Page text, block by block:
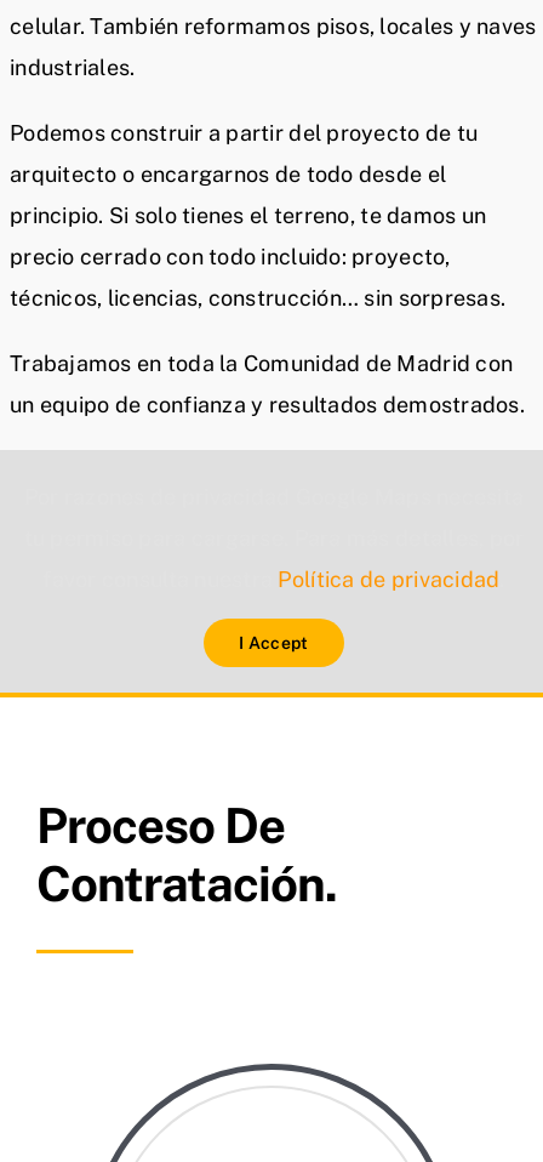
celular. También reformamos pisos, locales y naves
industriales.
Podemos construir a partir del proyecto de tu
arquitecto o encargarnos de todo desde el
principio. Si solo tienes el terreno, te damos un
precio cerrado con todo incluido: proyecto,
técnicos, licencias, construcción… sin sorpresas.
Trabajamos en toda la Comunidad de Madrid con
un equipo de confianza y resultados demostrados.
Política de privacidad
I Accept
Proceso De
Contratación.